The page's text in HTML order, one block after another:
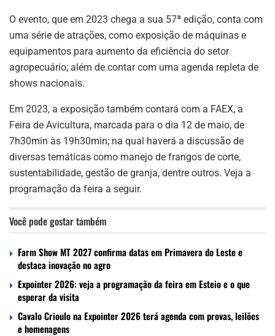
O evento, que em 2023 chega a sua 57ª edição, conta com
uma série de atrações, como exposição de máquinas e
equipamentos para aumento da eficiência do setor
agropecuário; além de contar com uma agenda repleta de
shows nacionais.
Em 2023, a exposição também contará com a FAEX, a
Feira de Avicultura, marcada para o dia 12 de maio, de
7h30min às 19h30min; na qual haverá a discussão de
diversas temáticas como manejo de frangos de corte,
sustentabilidade, gestão de granja, dentre outros. Veja a
programação da feira a seguir.
Você pode gostar também
Farm Show MT 2027 confirma datas em Primavera do Leste e
destaca inovação no agro
Expointer 2026: veja a programação da feira em Esteio e o que
esperar da visita
Cavalo Crioulo na Expointer 2026 terá agenda com provas, leilões
e homenagens